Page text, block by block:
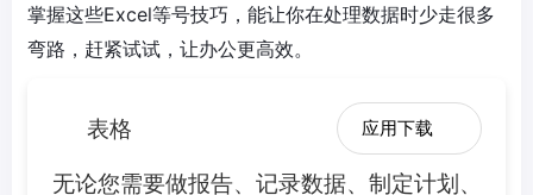
掌握这些Excel等号技巧，能让你在处理数据时少走很多
弯路，赶紧试试，让办公更高效。
表格 应用下载
无论您需要做报告、记录数据、制定计划、